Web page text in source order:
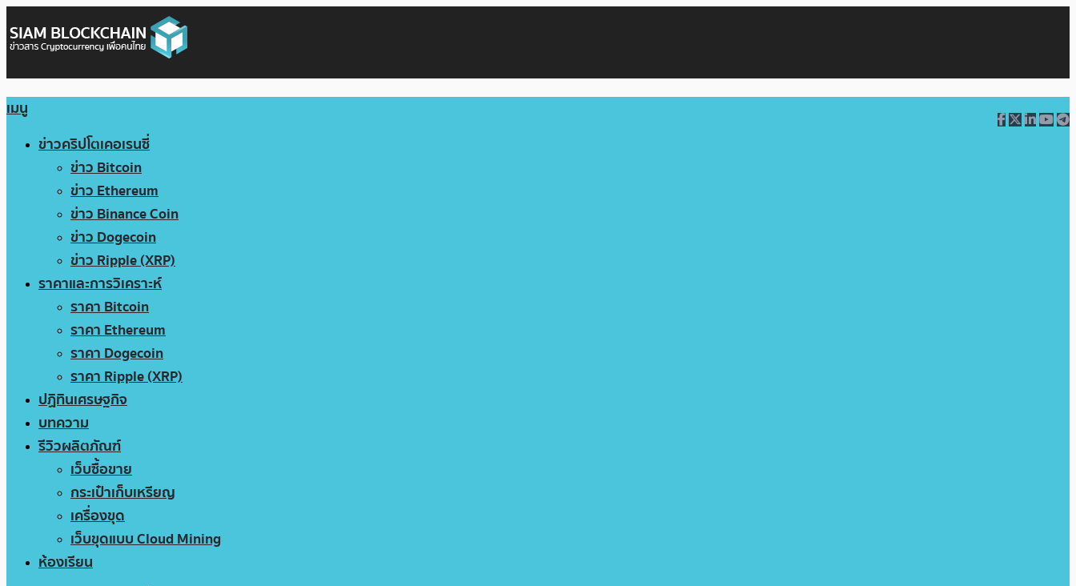
เมนู
ข่าวคริปโตเคอเรนซี่
ข่าว Bitcoin
ข่าว Ethereum
ข่าว Binance Coin
ข่าว Dogecoin
ข่าว Ripple (XRP)
ราคาและการวิเคราะห์
ราคา Bitcoin
ราคา Ethereum
ราคา Dogecoin
ราคา Ripple (XRP)
ปฏิทินเศรษฐกิจ
บทความ
รีวิวผลิตภัณฑ์
เว็บซื้อขาย
กระเป๋าเก็บเหรียญ
เครื่องขุด
เว็บขุดแบบ Cloud Mining
ห้องเรียน